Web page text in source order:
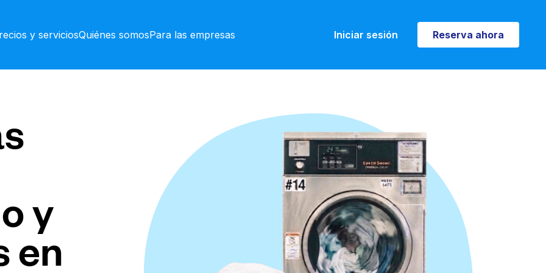
y serviciosQuiénes somosPara las empresas Iniciar sesión Reserva ahora
Reserva ahora
y
en